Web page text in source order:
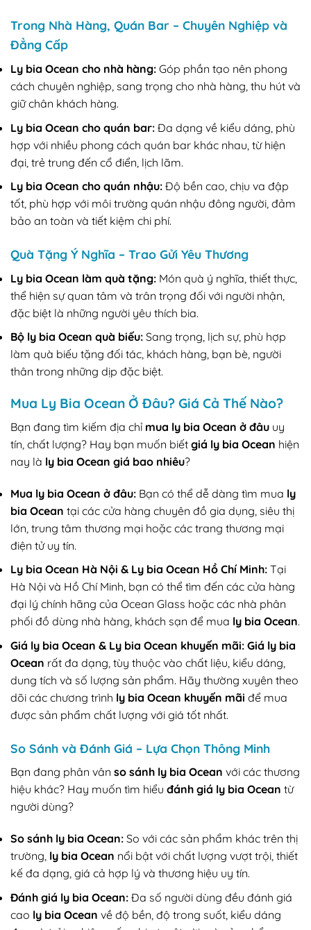
Trong Nhà Hàng, Quán Bar – Chuyên Nghiệp và
Đẳng Cấp
Ly bia Ocean cho nhà hàng: Góp phần tạo nên phong
cách chuyên nghiệp, sang trọng cho nhà hàng, thu hút và
giữ chân khách hàng.
Ly bia Ocean cho quán bar: Đa dạng về kiểu dáng, phù
hợp với nhiều phong cách quán bar khác nhau, từ hiện
đại, trẻ trung đến cổ điển, lịch lãm.
Ly bia Ocean cho quán nhậu: Độ bền cao, chịu va đập
tốt, phù hợp với môi trường quán nhậu đông người, đảm
bảo an toàn và tiết kiệm chi phí.
Quà Tặng Ý Nghĩa – Trao Gửi Yêu Thương
Ly bia Ocean làm quà tặng: Món quà ý nghĩa, thiết thực,
thể hiện sự quan tâm và trân trọng đối với người nhận,
đặc biệt là những người yêu thích bia.
Bộ ly bia Ocean quà biếu: Sang trọng, lịch sự, phù hợp
làm quà biếu tặng đối tác, khách hàng, bạn bè, người
thân trong những dịp đặc biệt.
Mua Ly Bia Ocean Ở Đâu? Giá Cả Thế Nào?
Bạn đang tìm kiếm địa chỉ mua ly bia Ocean ở đâu uy
tín, chất lượng? Hay bạn muốn biết giá ly bia Ocean hiện
nay là ly bia Ocean giá bao nhiêu?
Mua ly bia Ocean ở đâu: Bạn có thể dễ dàng tìm mua ly
bia Ocean tại các cửa hàng chuyên đồ gia dụng, siêu thị
lớn, trung tâm thương mại hoặc các trang thương mại
điện tử uy tín.
Ly bia Ocean Hà Nội & Ly bia Ocean Hồ Chí Minh: Tại
Hà Nội và Hồ Chí Minh, bạn có thể tìm đến các cửa hàng
đại lý chính hãng của Ocean Glass hoặc các nhà phân
phối đồ dùng nhà hàng, khách sạn để mua ly bia Ocean.
Giá ly bia Ocean & Ly bia Ocean khuyến mãi: Giá ly bia
Ocean rất đa dạng, tùy thuộc vào chất liệu, kiểu dáng,
dung tích và số lượng sản phẩm. Hãy thường xuyên theo
dõi các chương trình ly bia Ocean khuyến mãi để mua
được sản phẩm chất lượng với giá tốt nhất.
So Sánh và Đánh Giá – Lựa Chọn Thông Minh
Bạn đang phân vân so sánh ly bia Ocean với các thương
hiệu khác? Hay muốn tìm hiểu đánh giá ly bia Ocean từ
người dùng?
So sánh ly bia Ocean: So với các sản phẩm khác trên thị
trường, ly bia Ocean nổi bật với chất lượng vượt trội, thiết
kế đa dạng, giá cả hợp lý và thương hiệu uy tín.
Đánh giá ly bia Ocean: Đa số người dùng đều đánh giá
cao ly bia Ocean về độ bền, độ trong suốt, kiểu dáng